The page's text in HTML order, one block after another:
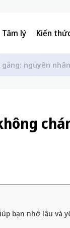
Tâm lý Kiến
nguyên
bạn nhớ lâu và